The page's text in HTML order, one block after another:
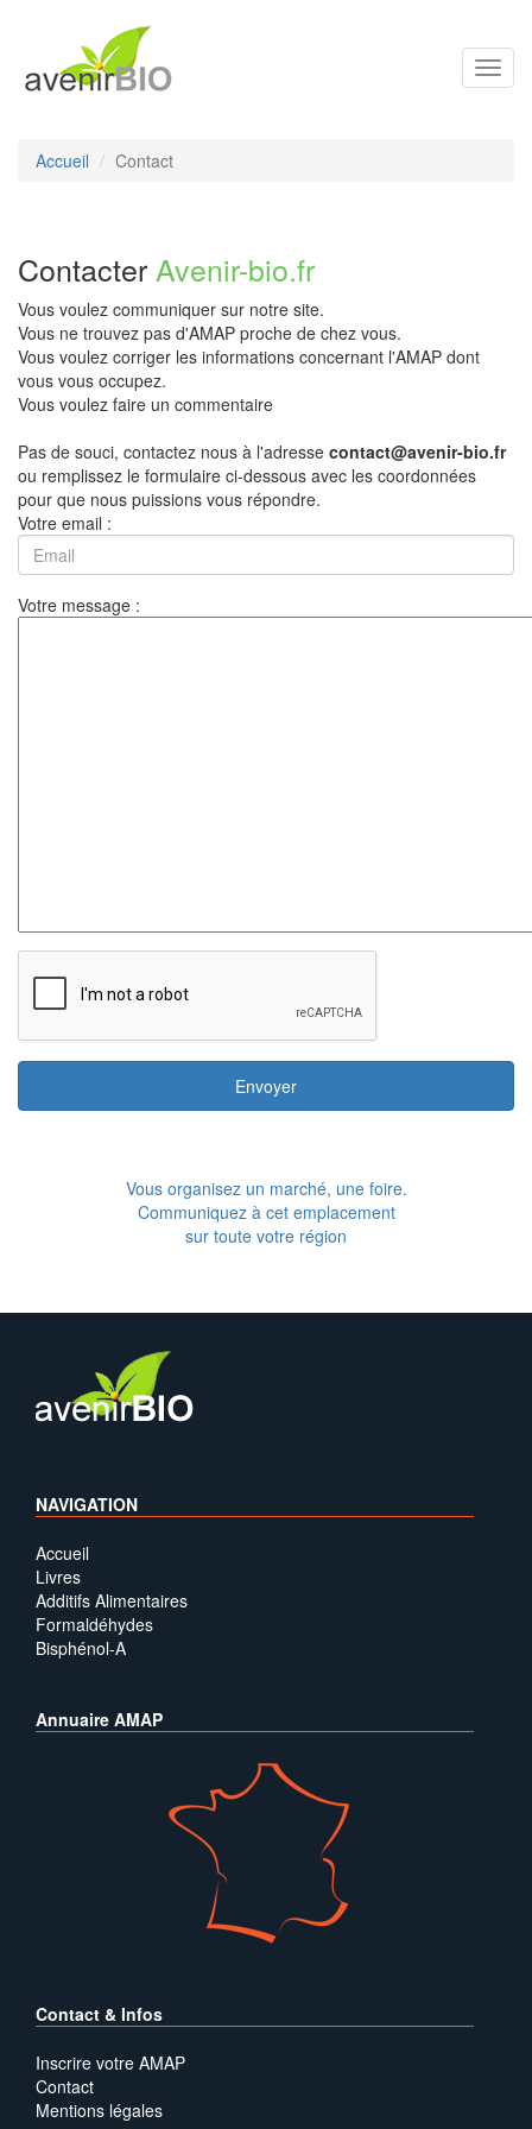
Accueil Contact
Contacter Avenir-bio.fr
Vous voulez communiquer sur notre site.
Vous ne trouvez pas d'AMAP proche de chez vous.
Vous voulez corriger les informations concernant l'AMAP dont
vous vous occupez.
Vous voulez faire un commentaire
Pas de souci, contactez nous à l'adresse contact@avenir-bio.fr
ou remplissez le formulaire ci-dessous avec les coordonnées
pour que nous puissions vous répondre.
Votre email :
Votre message :
Envoyer
Vous organisez un marché, une foire.
Communiquez à cet emplacement
sur toute votre région
NAVIGATION
Accueil
Livres
Additifs Alimentaires
Formaldéhydes
Bisphénol-A
Annuaire AMAP
Contact & Infos
Inscrire votre AMAP
Contact
Mentions légales